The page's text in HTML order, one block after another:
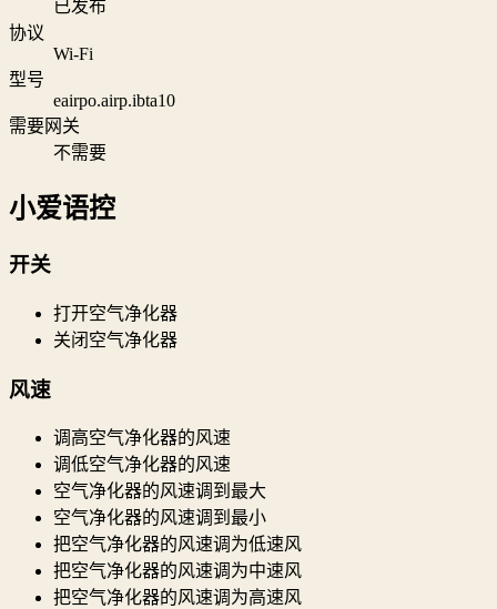
已发布
协议
Wi‑Fi
型号
eairpo.airp.ibta10
需要网关
不需要
小爱语控
开关
打开空气净化器
关闭空气净化器
风速
调高空气净化器的风速
调低空气净化器的风速
空气净化器的风速调到最大
空气净化器的风速调到最小
把空气净化器的风速调为低速风
把空气净化器的风速调为中速风
把空气净化器的风速调为高速风